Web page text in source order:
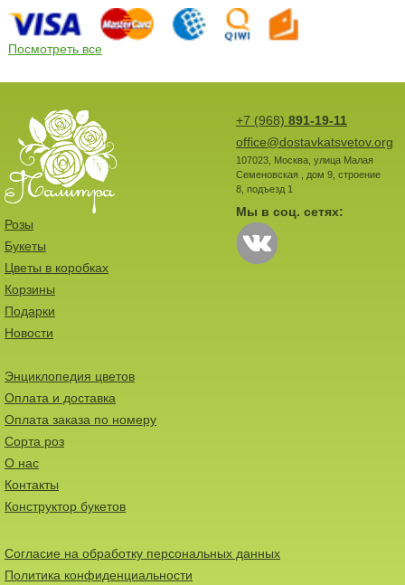
Посмотреть все
+7 (968) 891-19-11
office@dostavkatsvetov.org
107023, Москва, улица Малая
Семеновская , дом 9, строение
8, подъезд 1
Мы в соц. сетях:
Розы
Букеты
Цветы в коробках
Корзины
Подарки
Новости
Энциклопедия цветов
Оплата и доставка
Оплата заказа по номеру
Сорта роз
О нас
Контакты
Конструктор букетов
Согласие на обработку персональных данных
Политика конфиденциальности